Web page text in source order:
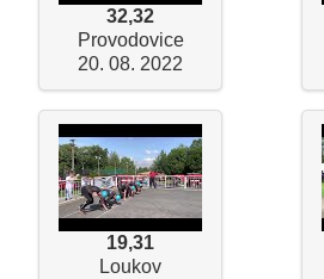
32,32
Provodovice
20. 08. 2022
19,31
Loukov